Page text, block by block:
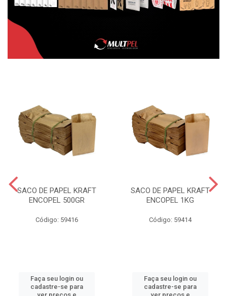
SACO DE PAPEL KRAFT
ENCOPEL 500GR
Código: 59416
Faça seu login ou
cadastre-se para
SACO DE PAPEL KRAFT
ENCOPEL 1KG
Código: 59414
Faça seu login ou
cadastre-se para